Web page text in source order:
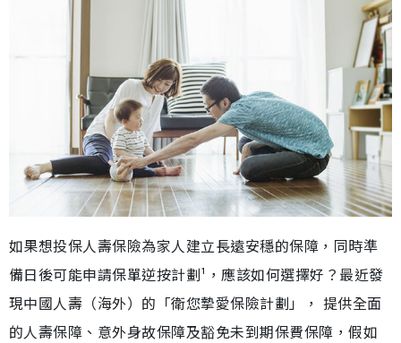
如果想投保人壽保險為家人建立長遠安穩的保障，同時準
備日後可能申請保單逆按計劃¹，應該如何選擇好？最近發
現中國人壽（海外）的「衛您摯愛保險計劃」， 提供全面
的人壽保障、意外身故保障及豁免未到期保費保障，假如